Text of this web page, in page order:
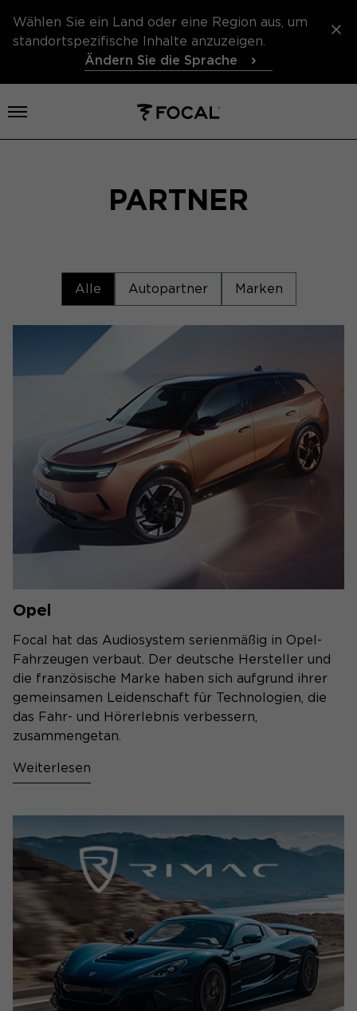
Wählen Sie ein Land oder eine Region aus, um
standortspezifische Inhalte anzuzeigen.
Ändern Sie die Sprache
Menü öffnen
PARTNER
Alle Autopartner Marken
Opel
Focal hat das Audiosystem serienmäßig in Opel-
Fahrzeugen verbaut. Der deutsche Hersteller und
die französische Marke haben sich aufgrund ihrer
gemeinsamen Leidenschaft für Technologien, die
das Fahr- und Hörerlebnis verbessern,
zusammengetan.
Weiterlesen